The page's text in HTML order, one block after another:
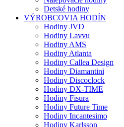
Detské hodiny
VÝROBCOVIA HODÍN
Hodiny JVD
Hodiny Lavvu
Hodiny AMS
Hodiny Atlanta
Hodiny Callea Design
Hodiny Diamantini
Hodiny Discoclock
Hodiny DX-TIME
Hodiny Fisura
Hodiny Future Time
Hodiny Incantesimo
Hodiny Karlsson